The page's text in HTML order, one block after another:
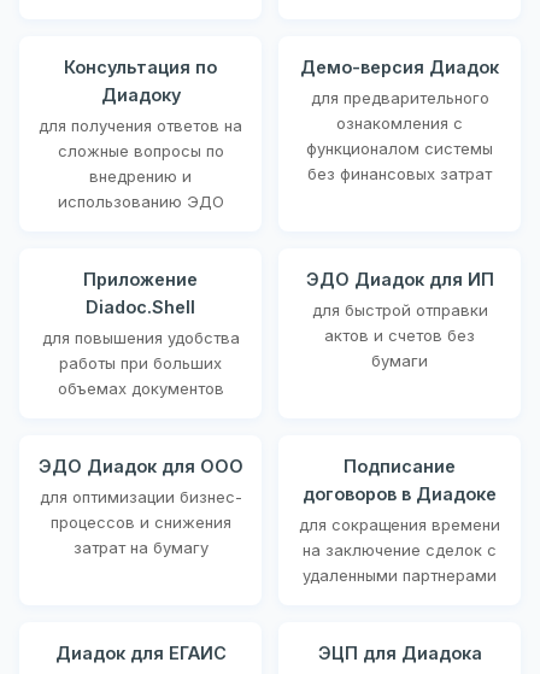
Консультация по
Диадоку
для получения ответов на
сложные вопросы по
внедрению и
использованию ЭДО
Демо-версия Диадок
для предварительного
ознакомления с
функционалом системы
без финансовых затрат
Приложение
Diadoc.Shell
для повышения удобства
работы при больших
объемах документов
ЭДО Диадок для ИП
для быстрой отправки
актов и счетов без
бумаги
ЭДО Диадок для ООО
для оптимизации бизнес-
процессов и снижения
затрат на бумагу
Подписание
договоров в Диадоке
для сокращения времени
на заключение сделок с
удаленными партнерами
Диадок для ЕГАИС ЭЦП для Диадока